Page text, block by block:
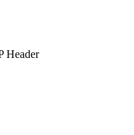
Header